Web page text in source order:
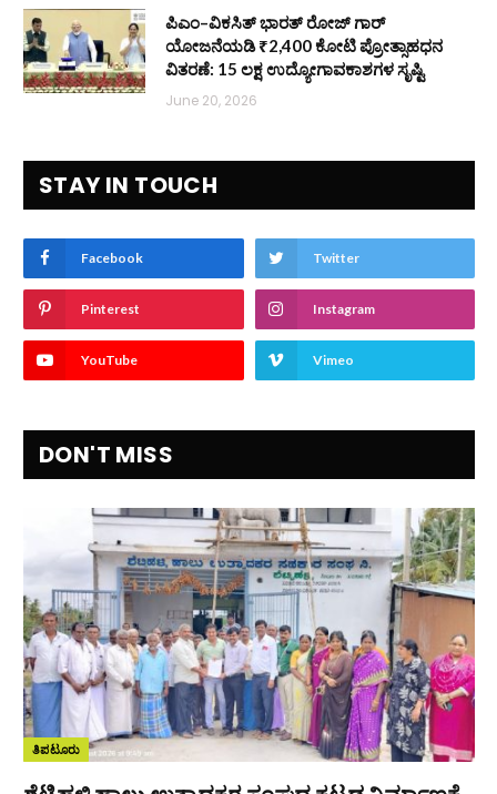
ಪಿಎಂ–ವಿಕಸಿತ್ ಭಾರತ್ ರೋಜ್‌ ಗಾರ್
ಯೋಜನೆಯಡಿ ₹2,400 ಕೋಟಿ ಪ್ರೋತ್ಸಾಹಧನ
ವಿತರಣೆ: 15 ಲಕ್ಷ ಉದ್ಯೋಗಾವಕಾಶಗಳ ಸೃಷ್ಟಿ
June 20, 2026
STAY IN TOUCH
Facebook Twitter
Pinterest Instagram
YouTube Vimeo
DON'T MISS
ತಿಪಟೂರು